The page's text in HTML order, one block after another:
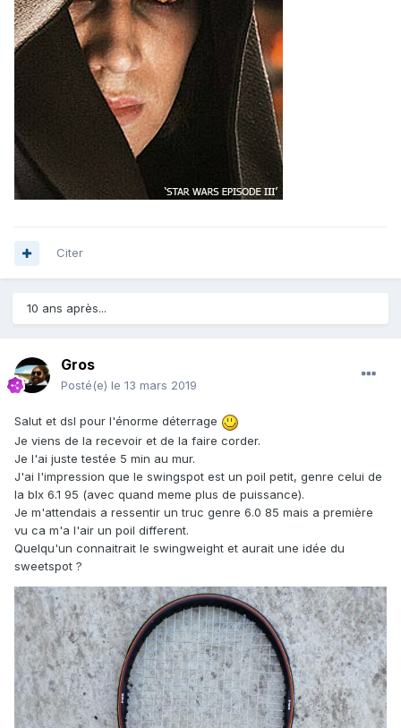
Citer
10 ans après...
Gros
Posté(e) le 13 mars 2019
Salut et dsl pour l'énorme déterrage
Je viens de la recevoir et de la faire corder.
Je l'ai juste testée 5 min au mur.
J'ai l'impression que le swingspot est un poil petit, genre celui de
la blx 6.1 95 (avec quand meme plus de puissance).
Je m'attendais a ressentir un truc genre 6.0 85 mais a première
vu ca m'a l'air un poil different.
Quelqu'un connaitrait le swingweight et aurait une idée du
sweetspot ?